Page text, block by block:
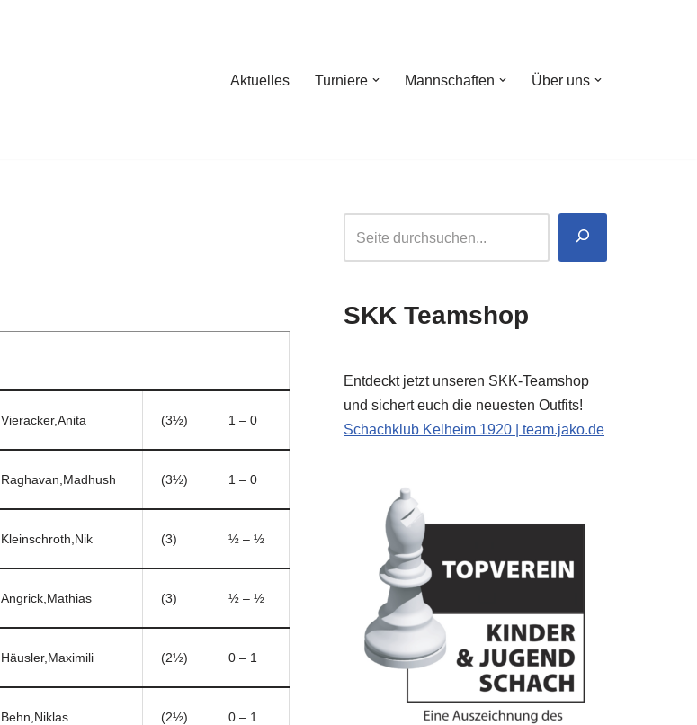
Aktuelles Turniere Mannschaften Über uns
Vieracker,Anita (3½) 1 – 0
Raghavan,Madhush (3½) 1 – 0
Kleinschroth,Nik (3) ½ – ½
Angrick,Mathias (3) ½ – ½
Häusler,Maximili (2½) 0 – 1
Behn,Niklas (2½) 0 – 1
SKK Teamshop
Entdeckt jetzt unseren SKK-Teamshop
und sichert euch die neuesten Outfits!
Schachklub Kelheim 1920 | team.jako.de